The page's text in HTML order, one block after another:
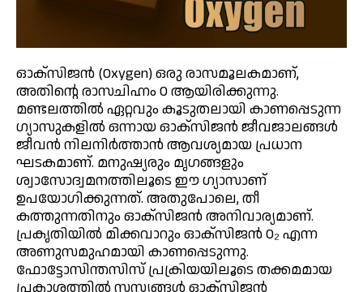
ഓക്സിജൻ (Oxygen) ഒരു രാസമൂലകമാണ്,
അതിന്റെ രാസചിഹ്നം O ആയിരിക്കുന്നു.
മണ്ടലത്തിൽ ഏറ്റവും കൂടുതലായി കാണപ്പെടുന്ന
ഗ്യാസുകളിൽ ഒന്നായ ഓക്സിജൻ ജീവജാലങ്ങൾ
ജീവൻ നിലനിർത്താൻ ആവശ്യമായ പ്രധാന
ഘടകമാണ്. മനുഷ്യരും മൃഗങ്ങളും
ശ്വാസോദ്വമനത്തിലൂടെ ഈ ഗ്യാസാണ്
ഉപയോഗിക്കുന്നത്. അതുപോലെ, തീ
കത്തുന്നതിനും ഓക്സിജൻ അനിവാര്യമാണ്.
പ്രകൃതിയിൽ മിക്കവാറും ഓക്സിജൻ O₂ എന്ന
അണുസമുഹമായി കാണപ്പെടുന്നു.
ഫോട്ടോസിന്തസിസ് പ്രക്രിയയിലൂടെ തക്കമമായ
പ്രകാശത്തിൽ സസ്യങ്ങൾ ഓക്സിജൻ